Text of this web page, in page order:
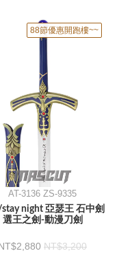
88節優惠開跑樓~~
AT-3136 ZS-9335
stay night 亞瑟王 石中劍
選王之劍-動漫刀劍
2,880 3,200